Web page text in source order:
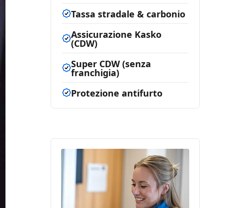
Tassa stradale & carbonio
Assicurazione Kasko
(CDW)
Super CDW (senza
franchigia)
Protezione antifurto